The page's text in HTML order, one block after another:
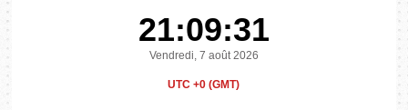
21:09:31
Vendredi, 7 août 2026
UTC +0 (GMT)